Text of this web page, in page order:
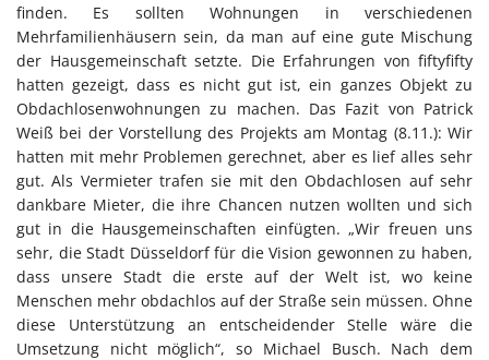
finden. Es sollten Wohnungen in verschiedenen
Mehrfamilienhäusern sein, da man auf eine gute Mischung
der Hausgemeinschaft setzte. Die Erfahrungen von fiftyfifty
hatten gezeigt, dass es nicht gut ist, ein ganzes Objekt zu
Obdachlosenwohnungen zu machen. Das Fazit von Patrick
Weiß bei der Vorstellung des Projekts am Montag (8.11.): Wir
hatten mit mehr Problemen gerechnet, aber es lief alles sehr
gut. Als Vermieter trafen sie mit den Obdachlosen auf sehr
dankbare Mieter, die ihre Chancen nutzen wollten und sich
gut in die Hausgemeinschaften einfügten. „Wir freuen uns
sehr, die Stadt Düsseldorf für die Vision gewonnen zu haben,
dass unsere Stadt die erste auf der Welt ist, wo keine
Menschen mehr obdachlos auf der Straße sein müssen. Ohne
diese Unterstützung an entscheidender Stelle wäre die
Umsetzung nicht möglich“, so Michael Busch. Nach dem